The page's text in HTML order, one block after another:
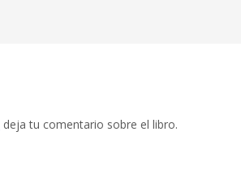
deja tu comentario sobre el libro.